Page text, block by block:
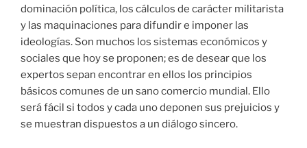
dominación política, los cálculos de carácter militarista
y las maquinaciones para difundir e imponer las
ideologías. Son muchos los sistemas económicos y
sociales que hoy se proponen; es de desear que los
expertos sepan encontrar en ellos los principios
básicos comunes de un sano comercio mundial. Ello
será fácil si todos y cada uno deponen sus prejuicios y
se muestran dispuestos a un diálogo sincero.